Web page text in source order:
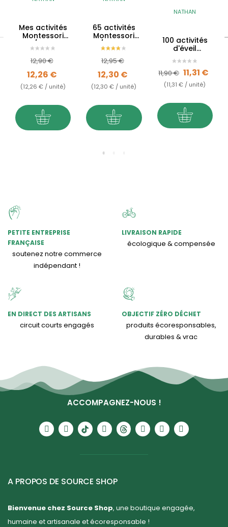
Mes activités
Montessori
4/7 ans
Prix de base
12,90 €
12,26 €
(12,26 € / unité)
65 activités
Montessori
6/12 ans -
L'univers
Prix de base
12,95 €
12,30 €
(12,30 € / unité)
NATHAN
100 activités
d'éveil
Prix de base
11,90 € Prix
11,31 €
(11,31 € / unité)
PETITE ENTREPRISE
FRANÇAISE
soutenez notre commerce
indépendant !
LIVRAISON RAPIDE
écologique & compensée
EN DIRECT DES ARTISANS
circuit courts engagés
OBJECTIF ZÉRO DÉCHET
produits écoresponsables,
durables & vrac
ACCOMPAGNEZ-NOUS !
A PROPOS DE SOURCE SHOP
Bienvenue chez Source Shop, une boutique engagée,
humaine et artisanale et écoresponsable !